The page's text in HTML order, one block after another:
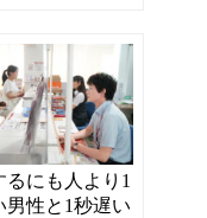
るにも人より1
男性と1秒遅い